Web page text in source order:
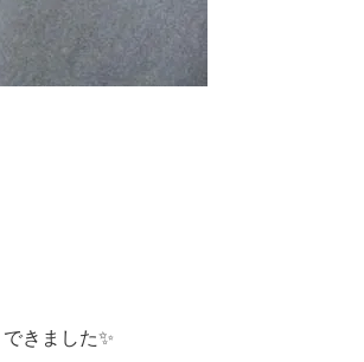
きました✨